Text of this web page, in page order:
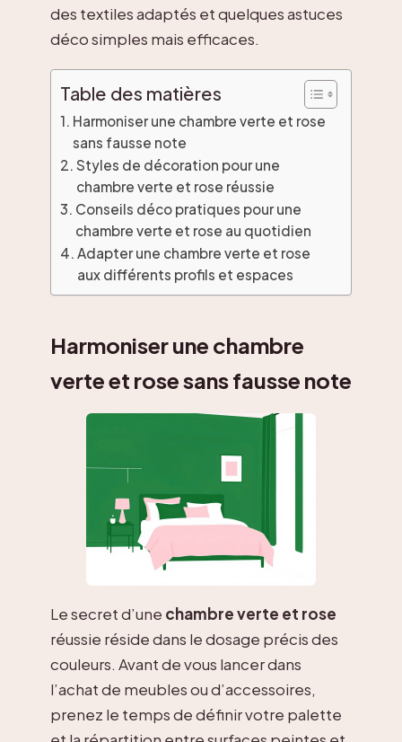
des textiles adaptés et quelques astuces
déco simples mais efficaces.
Table des matières
Harmoniser une chambre verte et rose
sans fausse note
Styles de décoration pour une
chambre verte et rose réussie
Conseils déco pratiques pour une
chambre verte et rose au quotidien
Adapter une chambre verte et rose
aux différents profils et espaces
Harmoniser une chambre
verte et rose sans fausse note
Le secret d’une chambre verte et rose
réussie réside dans le dosage précis des
couleurs. Avant de vous lancer dans
l’achat de meubles ou d’accessoires,
prenez le temps de définir votre palette